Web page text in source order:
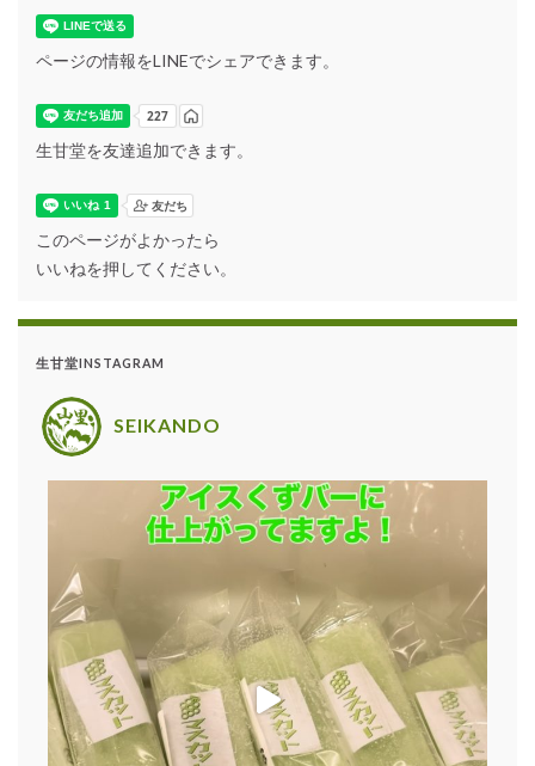
ページの情報をLINEでシェアできます。
生甘堂を友達追加できます。
このページがよかったら
いいねを押してください。
生甘堂INSTAGRAM
SEIKANDO